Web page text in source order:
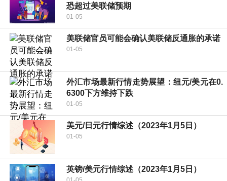
恐超过美联储预期
01-05
美联储官员可能会确认美联储反通胀的承诺
01-05
外汇市场最新行情走势展望：纽元/美元在0.
6300下方维持下跌
01-05
美元/日元行情综述（2023年1月5日）
01-05
英镑/美元行情综述（2023年1月5日）